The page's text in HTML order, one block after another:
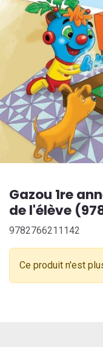
Gazou 1re
de l'élève
9782766211142
Ce produit n'est